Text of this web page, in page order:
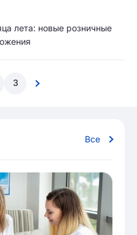
лета: новые розничные
3
Все